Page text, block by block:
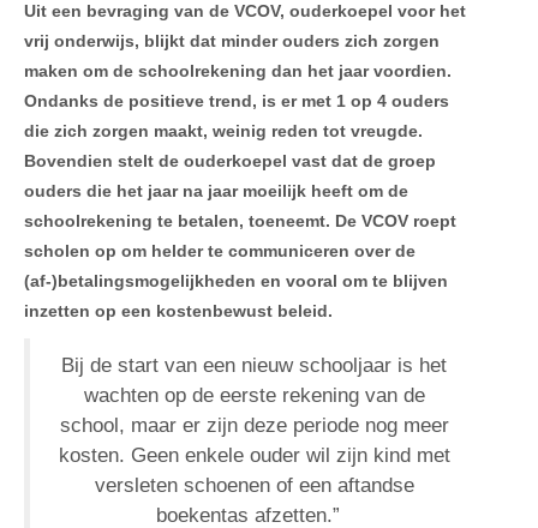
Uit een bevraging van de VCOV, ouderkoepel voor het
vrij onderwijs, blijkt dat minder ouders zich zorgen
maken om de schoolrekening dan het jaar voordien.
Ondanks de positieve trend, is er met 1 op 4 ouders
die zich zorgen maakt, weinig reden tot vreugde.
Bovendien stelt de ouderkoepel vast dat de groep
ouders die het jaar na jaar moeilijk heeft om de
schoolrekening te betalen, toeneemt. De VCOV roept
scholen op om helder te communiceren over de
(af-)betalingsmogelijkheden en vooral om te blijven
inzetten op een kostenbewust beleid.
Bij de start van een nieuw schooljaar is het
wachten op de eerste rekening van de
school, maar er zijn deze periode nog meer
kosten. Geen enkele ouder wil zijn kind met
versleten schoenen of een aftandse
boekentas afzetten.”